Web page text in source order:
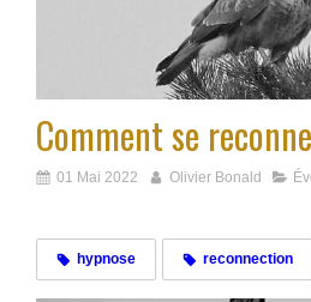
Comment se
01 Mai 2022 Olivier Bonald
hypnose reconnection